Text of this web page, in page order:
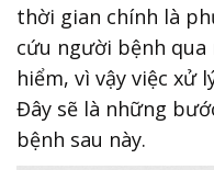
thời gian chính là
cứu người bệnh
hiểm, vì vậy việc xử
Đây sẽ là những
bệnh sau này.